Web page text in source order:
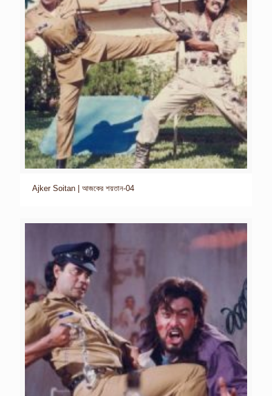
Ajker Soitan | আজকের শয়তান-04